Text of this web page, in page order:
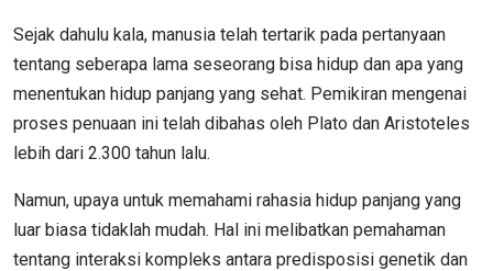
Sejak dahulu kala, manusia telah tertarik pada pertanyaan
tentang seberapa lama seseorang bisa hidup dan apa yang
menentukan hidup panjang yang sehat. Pemikiran mengenai
proses penuaan ini telah dibahas oleh Plato dan Aristoteles
lebih dari 2.300 tahun lalu.
Namun, upaya untuk memahami rahasia hidup panjang yang
luar biasa tidaklah mudah. Hal ini melibatkan pemahaman
tentang interaksi kompleks antara predisposisi genetik dan